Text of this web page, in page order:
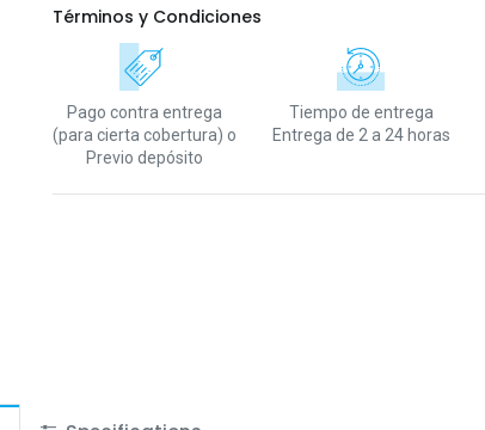
Términos y Condiciones
Pago contra entrega
(para cierta cobertura) o
Previo depósito
Tiempo de entrega
Entrega de 2 a 24 horas